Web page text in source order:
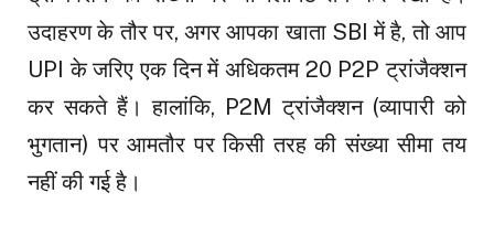
उदाहरण के तौर पर, अगर आपका खाता SBI में है, तो आप
UPI के जरिए एक दिन में अधिकतम 20 P2P ट्रांजैक्शन
कर सकते हैं। हालांकि, P2M ट्रांजैक्शन (व्यापारी को
भुगतान) पर आमतौर पर किसी तरह की संख्या सीमा तय
नहीं की गई है।